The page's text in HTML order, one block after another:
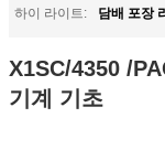
하이 라이트: 담배 포장
X1SC/4350 /
기계 기초